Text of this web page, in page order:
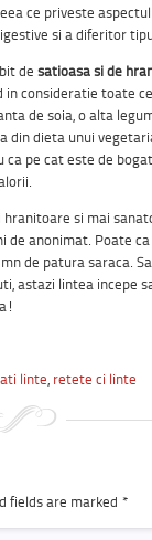
ce priveste
si a diferitor
de satioasa si de
consideratie toate
de soia, o alta
dieta unui
pe cat este de
si mai
anonimat. Poate
de patura saraca.
astazi lintea incepe
linte, retete ci linte
fields are marked *